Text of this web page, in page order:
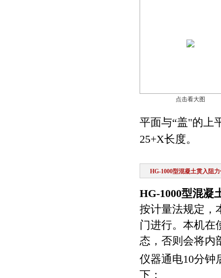
点击看大图
平面与“盖"的上
25+X长度。
HG-1000型混凝土贯入阻
HG-1000型混凝
按计量法规定，
门进行。本机在
态，否则会将内
仪器通电10分钟
下：